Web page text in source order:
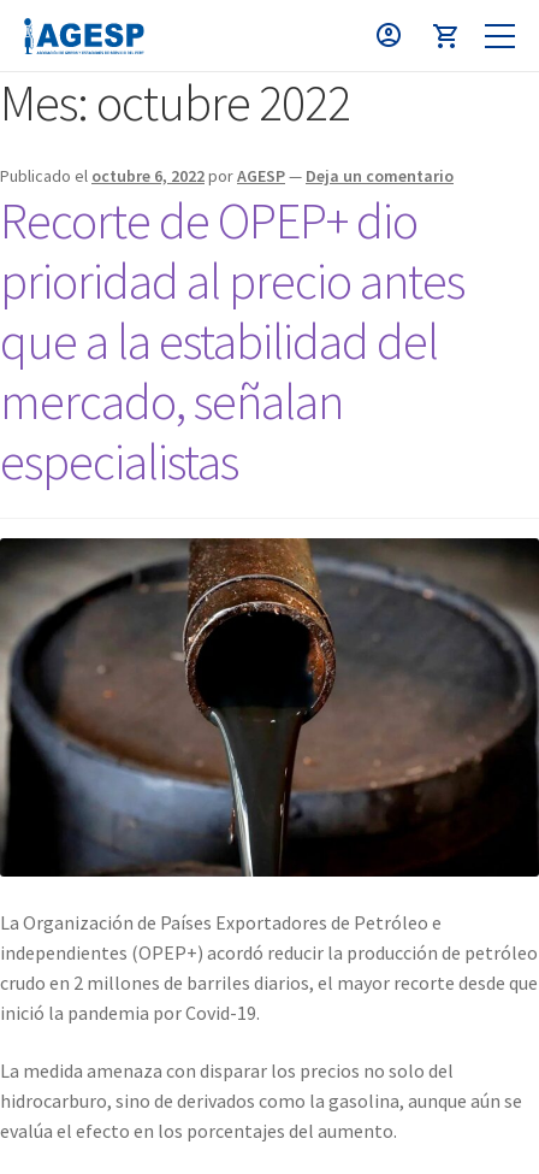
Mes: octubre 2022
Publicado el octubre 6, 2022porAGESP— Deja un comentario
Recorte de OPEP+ dio
prioridad al precio antes
que a la estabilidad del
mercado, señalan
especialistas
La Organización de Países Exportadores de Petróleo e
independientes (OPEP+) acordó reducir la producción de petróleo
crudo en 2 millones de barriles diarios, el mayor recorte desde que
inició la pandemia por Covid-19.
La medida amenaza con disparar los precios no solo del
hidrocarburo, sino de derivados como la gasolina, aunque aún se
evalúa el efecto en los porcentajes del aumento.